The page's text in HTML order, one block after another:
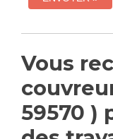
Vous
59570 )